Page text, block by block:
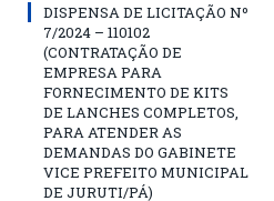
DISPENSA DE LICITAÇÃO Nº
7/2024 – 110102
(CONTRATAÇÃO DE
EMPRESA PARA
FORNECIMENTO DE KITS
DE LANCHES COMPLETOS,
PARA ATENDER AS
DEMANDAS DO GABINETE
VICE PREFEITO MUNICIPAL
DE JURUTI/PÁ)